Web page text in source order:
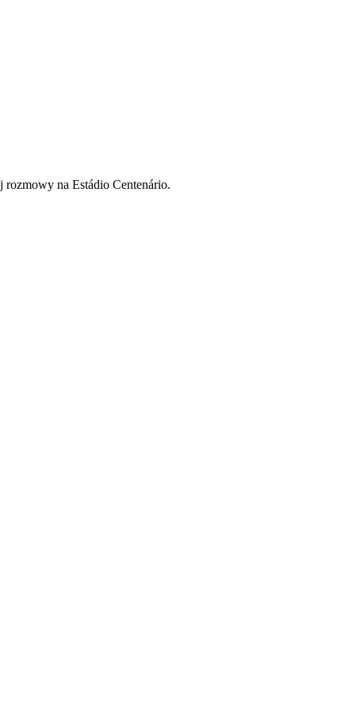
na Estádio Centenário.